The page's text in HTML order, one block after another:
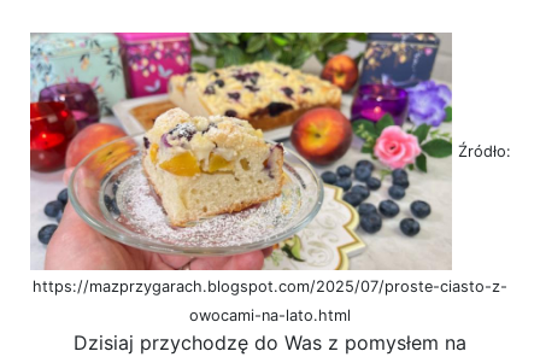
Źródło:
https://mazprzygarach.blogspot.com/2025/07/proste-ciasto-z-
owocami-na-lato.html
Dzisiaj przychodzę do Was z pomysłem na